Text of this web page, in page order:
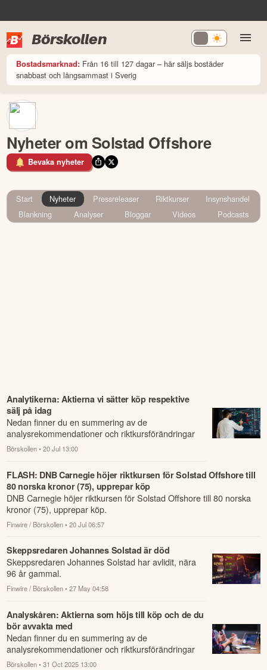
Börskollen
Bostadsmarknad: Från 16 till 127 dagar – här säljs bostäder
snabbast och långsammast i Sverig
Nyheter om Solstad Offshore
Bevaka nyheter
Start Nyheter Pressreleaser Riktkurser
Insynshandel
Blankning
Analyser Bloggar Videos Podcasts
Analytikerna: Aktierna vi sätter köp respektive
sälj på idag
Nedan finner du en summering av de
analysrekommendationer och riktkursförändringar
som har rapporterats om idag den 20 juli.
Börskollen • 20 Jul 13:00
FLASH: DNB Carnegie höjer riktkursen för Solstad Offshore till
80 norska kronor (75), upprepar köp
DNB Carnegie höjer riktkursen för Solstad Offshore till 80 norska
kronor (75), upprepar köp.
Finwire / Börskollen • 20 Jul 06:57
Skeppsredaren Johannes Solstad är död
Skeppsredaren Johannes Solstad har avlidit, nära
96 år gammal.
Finwire / Börskollen • 27 May 04:58
Analyskåren: Aktierna som höjs till köp och de du
bör avvakta med
Nedan finner du en summering av de
analysrekommendationer och riktkursförändringar
som har rapporterats om idag den 31 oktober.
Börskollen • 31 Oct 2025 13:00